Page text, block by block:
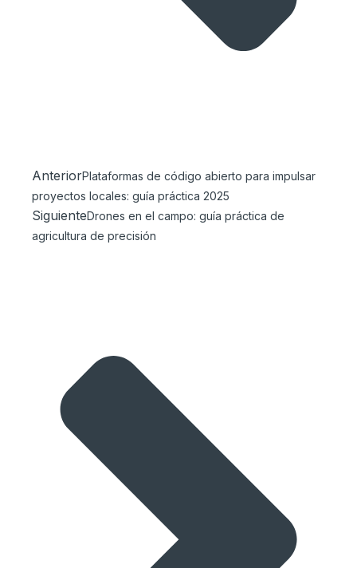
AnteriorPlataformas de código abierto para impulsar
proyectos locales: guía práctica 2025
SiguienteDrones en el campo: guía práctica de
agricultura de precisión